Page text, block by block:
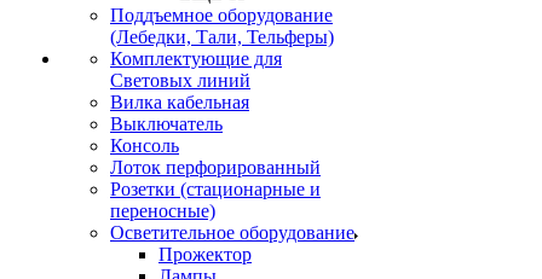
Поддъемное оборудование
(Лебедки, Тали, Тельферы)
Комплектующие для
Световых линий
Вилка кабельная
Выключатель
Консоль
Лоток перфорированный
Розетки (стационарные и
переносные)
Осветительное оборудование
Прожектор